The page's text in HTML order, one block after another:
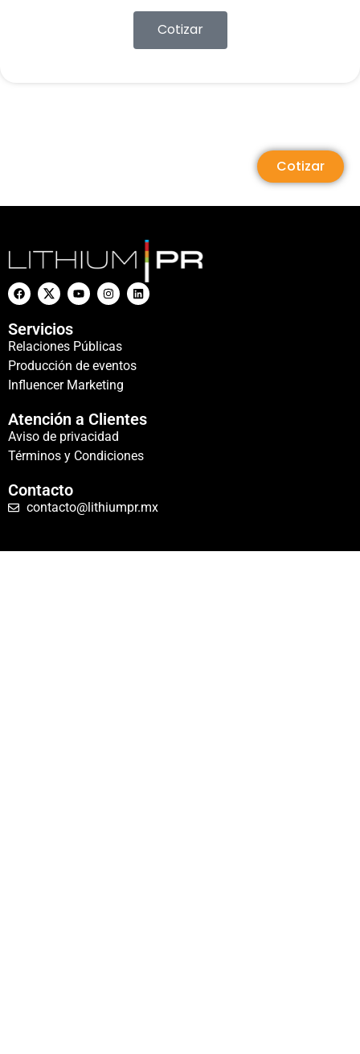
Cotizar
Cotizar
Servicios
Relaciones Públicas
Producción de eventos
Influencer Marketing
Atención a Clientes
Aviso de privacidad
Términos y Condiciones
Contacto
contacto@lithiumpr.mx